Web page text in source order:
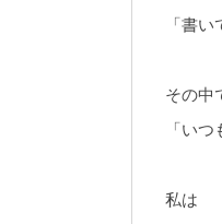
「書い
その中
「いつ
私は